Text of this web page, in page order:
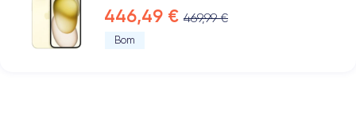
446,49 € 469,99 €
Bom